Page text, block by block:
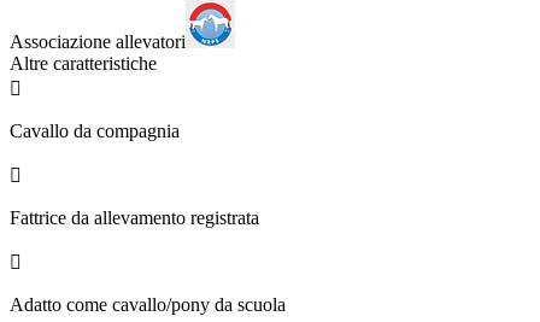
Associazione allevatori
Altre caratteristiche

Cavallo da compagnia

Fattrice da allevamento registrata

Adatto come cavallo/pony da scuola